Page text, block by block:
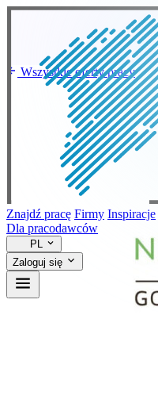
Znajdź pracę Firmy Inspiracje
Dla pracodawców
PL
Zaloguj się
Wszystkie oferty pracy